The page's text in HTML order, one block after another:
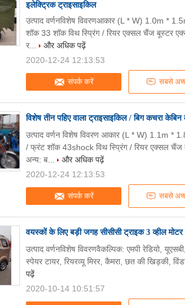
इलेक्ट्रिक ट्राइसाइकिल
संपर्क करें सबसे
उत्पाद वर्णनविशेष विवरणआकार (L * W) 1.0m *
शॉक 33 शॉक विथ स्प्रिंग / रियर एक्सल चैंज बूस्टर
र...
और अधिक पढ़ें
2020-12-24 12:13:53
विशेष तीन पहिए वाला ट्राइसाइकिल / बिग कचरा
संपर्क करें सबसे
उत्पाद वर्णन विशेष विवरण आकार (L * W) 1.1m *
/ फ्रंट शॉक 43shock विथ स्प्रिंग / रियर एक्सल
अन्य: ब...
और अधिक पढ़ें
2020-12-24 12:13:53
वयस्कों के लिए बड़ी जगह सीसीसी ट्राइक 3 व्हील
उत्पाद वर्णनविशेष विवरणवैकल्पिक: एमपी रेडियो,
स्पेयर टायर, रियरव्यू मिरर, कैमरा, छत की खिड़की,
पढ़ें
2020-10-14 10:51:57